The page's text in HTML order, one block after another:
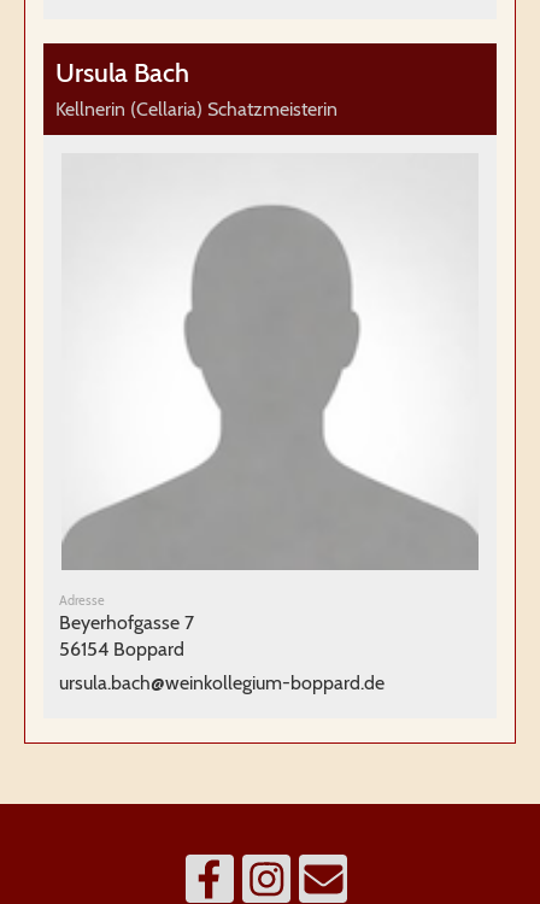
Ursula Bach
Kellnerin (Cellaria) Schatzmeisterin
Adresse
Beyerhofgasse 7
56154 Boppard
ursula.bach@weinkollegium-boppard.de